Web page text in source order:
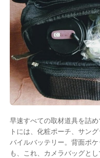
早速すべての取材道具を詰
トには、化粧ポーチ、サン
バイルバッテリー。背面ポ
も、これ、カメラバッグと